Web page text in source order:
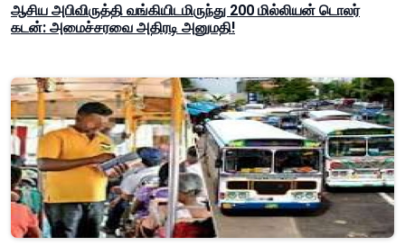
ஆசிய அபிவிருத்தி வங்கியிடமிருந்து 200 மில்லியன் டொலர்
கடன்: அமைச்சரவை அதிரடி அனுமதி!